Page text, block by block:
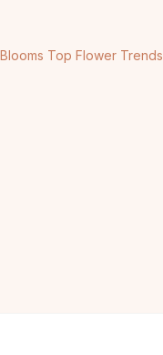
Top Flower Trends